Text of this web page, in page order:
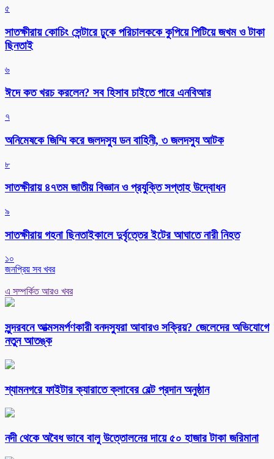
৫
সাতক্ষীরায় কোচিং সেন্টারে ঢুকে পরিচালককে কুপিয়ে পিটিয়ে জখম ও টাকা
ছিনতাই
৬
ঈদে কত খরচ করলেন? সব হিসাব চাইতে পারে এনবিআর
৭
অনিমেষকে জিম্মি করে জলদস্যু ডন বাহিনী, ৩ জলদস্যু আটক
৮
সাতক্ষীরায় ৪৭তম জাতীয় বিজ্ঞান ও প্রযুক্তি সপ্তাহ উদ্বোধন
৯
সাতক্ষীরায় গহনা ছিনতাইকালে দুর্বৃত্তের ইটের আঘাতে নারী নিহত
১০
জনপ্রিয় সব খবর
এ সম্পর্কিত আরও খবর
সুন্দরবনে আত্মসমর্পণকারী বনদস্যুরা আবারও সক্রিয়? জেলেদের অভিযোগে
নতুন আতঙ্ক
শ্যামনগরে ফাইটার ক্যারাতে ক্লাবের বেল্ট প্রদান অনুষ্ঠান
নদী থেকে অবৈধ ভাবে বালু উত্তোলনের দায়ে ৫০ হাজার টাকা জরিমানা